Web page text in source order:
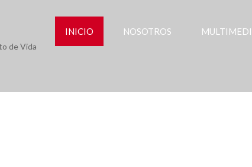
INICIO NOSOTROS